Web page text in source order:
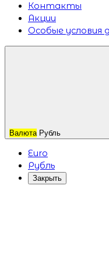
Контакты
Акции
Особые условия
Валюта Рубль
Euro
Рубль
Закрыть